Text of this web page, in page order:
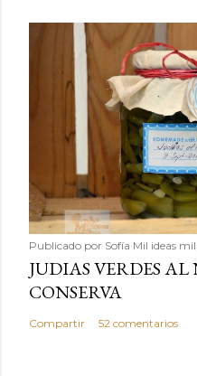
Publicado por Sofía Mil ideas
JUDIAS VERDES
CONSERVA
Compartir 52 comentarios